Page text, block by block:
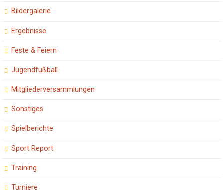
Bildergalerie
Ergebnisse
Feste & Feiern
Jugendfußball
Mitgliederversammlungen
Sonstiges
Spielberichte
Sport Report
Training
Turniere